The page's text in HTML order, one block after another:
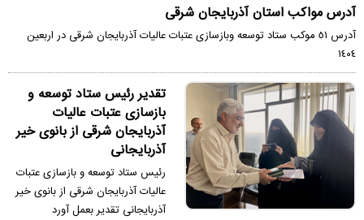
آدرس مواكب استان آذربايجان شرقى
آدرس ٥١ موكب ستاد توسعه وبازسازى عتبات عاليات آذربايجان شرقى در اربعين
١٤٠٤
تقدير رئيس ستاد توسعه و
بازسازى عتبات عاليات
آذربايجان شرقى از بانوى خير
آذربايجانى
رئيس ستاد توسعه و بازسازى عتبات
عاليات آذربايجان شرقى از بانوى خير
آذربايجانى تقدير بعمل آورد